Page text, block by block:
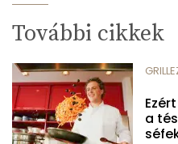
További cikkek
a